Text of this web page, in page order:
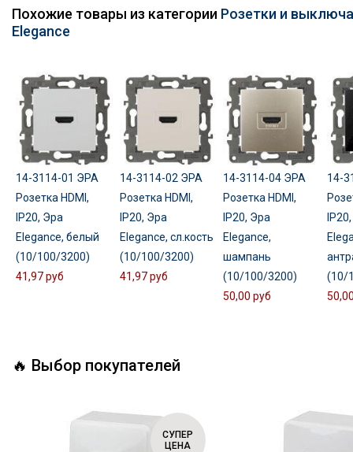
Похожие товары из категории Розетки и
Elegance
14-3114-01 ЭРА
Розетка HDMI,
IP20, Эра
Elegance, белый
(10/100/3200)
41,97 руб
14-3114-02 ЭРА
Розетка HDMI,
IP20, Эра
Elegance, сл.кость
(10/100/3200)
41,97 руб
14-3114-04 ЭРА
Розетка HDMI,
IP20, Эра
Elegance,
шампань
(10/100/3200)
50,00 руб
14-
(10/
🔥 Выбор покупателей
СУПЕР
ЦЕНА